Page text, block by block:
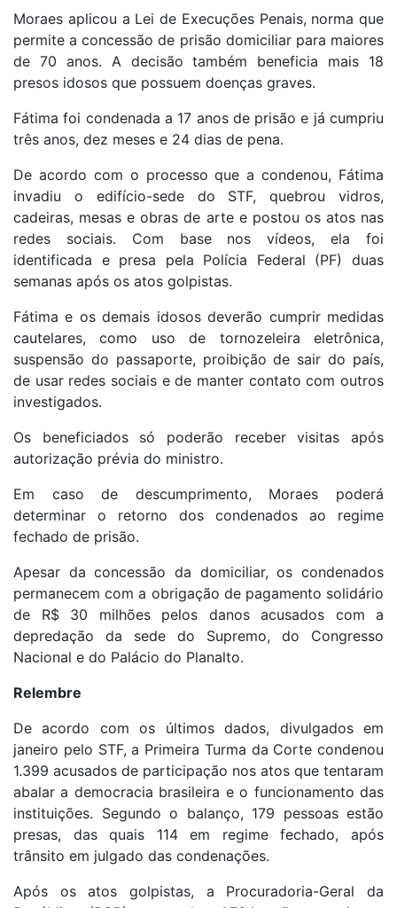
Moraes aplicou a Lei de Execuções Penais, norma que
permite a concessão de prisão domiciliar para maiores
de 70 anos. A decisão também beneficia mais 18
presos idosos que possuem doenças graves.
Fátima foi condenada a 17 anos de prisão e já cumpriu
três anos, dez meses e 24 dias de pena.
De acordo com o processo que a condenou, Fátima
invadiu o edifício-sede do STF, quebrou vidros,
cadeiras, mesas e obras de arte e postou os atos nas
redes sociais. Com base nos vídeos, ela foi
identificada e presa pela Polícia Federal (PF) duas
semanas após os atos golpistas.
Fátima e os demais idosos deverão cumprir medidas
cautelares, como uso de tornozeleira eletrônica,
suspensão do passaporte, proibição de sair do país,
de usar redes sociais e de manter contato com outros
investigados.
Os beneficiados só poderão receber visitas após
autorização prévia do ministro.
Em caso de descumprimento, Moraes poderá
determinar o retorno dos condenados ao regime
fechado de prisão.
Apesar da concessão da domiciliar, os condenados
permanecem com a obrigação de pagamento solidário
de R$ 30 milhões pelos danos acusados com a
depredação da sede do Supremo, do Congresso
Nacional e do Palácio do Planalto.
Relembre
De acordo com os últimos dados, divulgados em
janeiro pelo STF, a Primeira Turma da Corte condenou
1.399 acusados de participação nos atos que tentaram
abalar a democracia brasileira e o funcionamento das
instituições. Segundo o balanço, 179 pessoas estão
presas, das quais 114 em regime fechado, após
trânsito em julgado das condenações.
Após os atos golpistas, a Procuradoria-Geral da